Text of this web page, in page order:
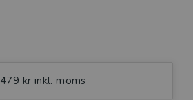
479 kr inkl. moms